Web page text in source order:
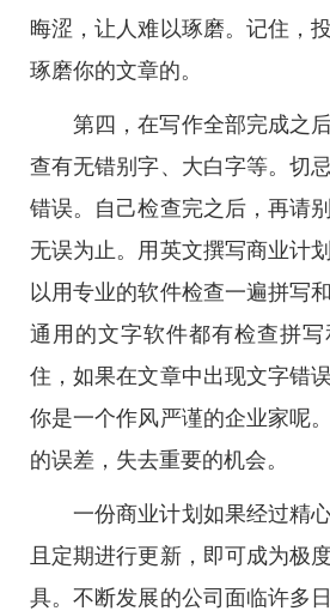
晦涩，让人难以琢磨。记住，
琢磨你的文章的。
第四，在写作全部完成之
查有无错别字、大白字等。切
错误。自己检查完之后，再请
无误为止。用英文撰写商业计
以用专业的软件检查一遍拼写
通用的文字软件都有检查拼
住，如果在文章中出现文字错
你是一个作风严谨的企业家呢
的误差，失去重要的机会。
一份商业计划如果经过精
且定期进行更新，即可成为极
具。不断发展的公司面临许多